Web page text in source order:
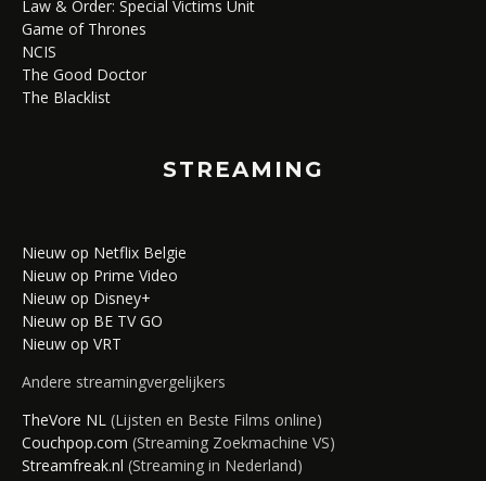
Law & Order: Special Victims Unit
Game of Thrones
NCIS
The Good Doctor
The Blacklist
STREAMING
Nieuw op Netflix Belgie
Nieuw op Prime Video
Nieuw op Disney+
Nieuw op BE TV GO
Nieuw op VRT
Andere streamingvergelijkers
TheVore NL (Lijsten en Beste Films online)
Couchpop.com (Streaming Zoekmachine VS)
Streamfreak.nl (Streaming in Nederland)